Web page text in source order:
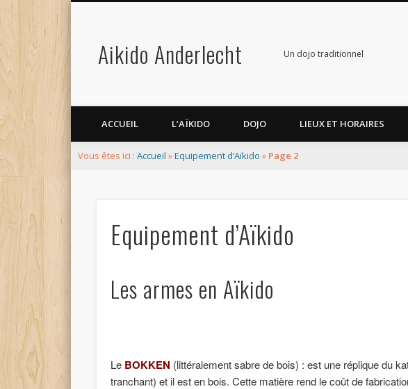
Aikido Anderlecht Un dojo traditionnel
Google+
ACCUEIL L’AÏKIDO DOJO LIEUX ET HORAIRES
Vous êtes ici : Accueil »Equipement d’Aïkido » Page 2
Equipement d’Aïkido
Les armes en Aïkido
Le BOKKEN (littéralement sabre de bois) : est une réplique du
tranchant) et il est en bois. Cette matière rend le coût de